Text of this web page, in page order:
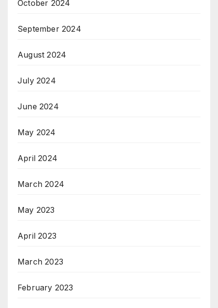
October 2024
September 2024
August 2024
July 2024
June 2024
May 2024
April 2024
March 2024
May 2023
April 2023
March 2023
February 2023